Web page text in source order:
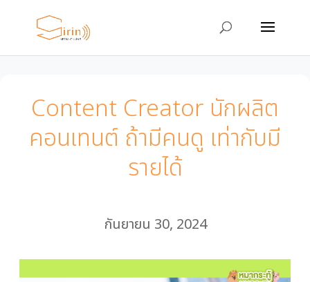
Content Creator นักผลิต
คอนเทนต์ ถ้ามีคนดู เท่ากับมี
รายได้
กันยายน 30, 2024